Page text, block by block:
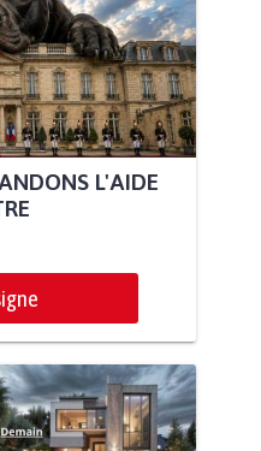
L'AIDE